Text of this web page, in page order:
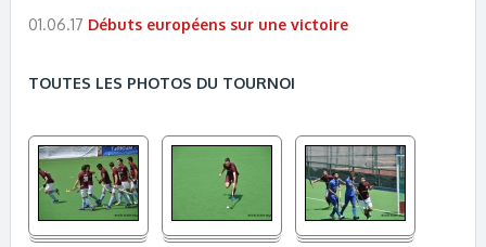
01.06.17 Débuts européens sur une victoire
TOUTES LES PHOTOS DU TOURNOI